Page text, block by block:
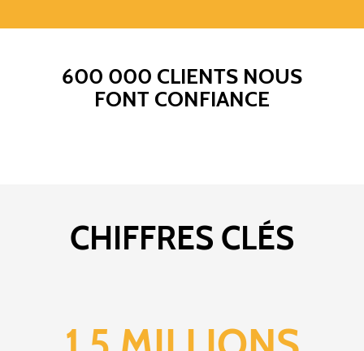
600 000 CLIENTS NOUS
FONT CONFIANCE
CHIFFRES CLÉS